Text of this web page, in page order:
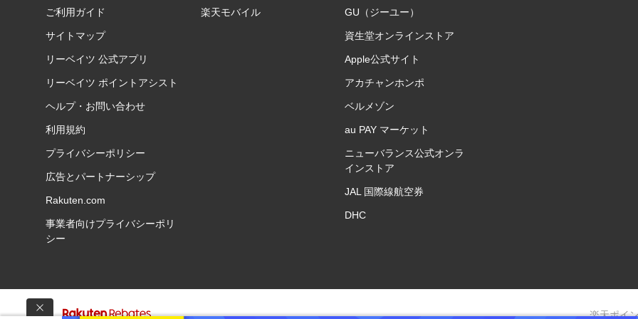
ご利用ガイド
サイトマップ
リーベイツ 公式アプリ
リーベイツ ポイントアシスト
ヘルプ・お問い合わせ
利用規約
プライバシーポリシー
広告とパートナーシップ
Rakuten.com
事業者向けプライバシーポリ
シー
楽天モバイル GU（ジーユー）
資生堂オンラインストア
Apple公式サイト
アカチャンホンポ
ベルメゾン
au PAY マーケット
ニューバランス公式オンラ
インストア
JAL 国際線航空券
DHC
楽天ポイ